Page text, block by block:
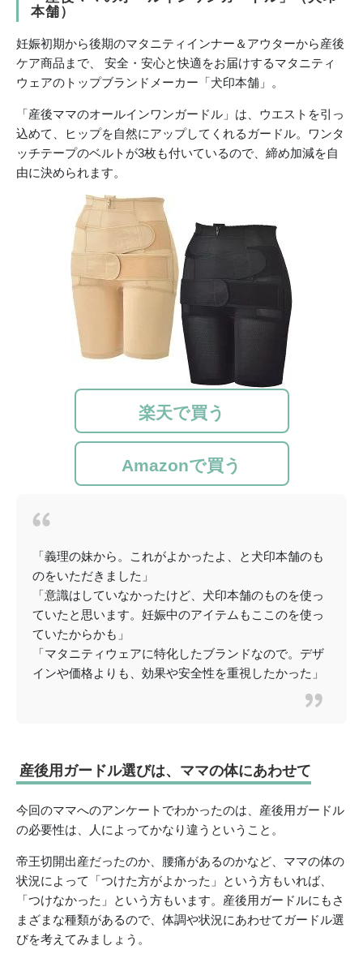
本舗）
妊娠初期から後期のマタニティインナー＆アウターから産後
ケア商品まで、 安全・安心と快適をお届けするマタニティ
ウェアのトップブランドメーカー「犬印本舗」。
「産後ママのオールインワンガードル」は、ウエストを引っ
込めて、ヒップを自然にアップしてくれるガードル。ワンタ
ッチテープのベルトが3枚も付いているので、締め加減を自
由に決められます。
楽天で買う
Amazonで買う
「義理の妹から。これがよかったよ、と犬印本舗のも
のをいただきました」
「意識はしていなかったけど、犬印本舗のものを使っ
ていたと思います。妊娠中のアイテムもここのを使っ
ていたからかも」
「マタニティウェアに特化したブランドなので。デザ
インや価格よりも、効果や安全性を重視したかった」
産後用ガードル選びは、ママの体にあわせて
今回のママへのアンケートでわかったのは、産後用ガードル
の必要性は、人によってかなり違うということ。
帝王切開出産だったのか、腰痛があるのかなど、ママの体の
状況によって「つけた方がよかった」という方もいれば、
「つけなかった」という方もいます。産後用ガードルにもさ
まざまな種類があるので、体調や状況にあわせてガードル選
びを考えてみましょう。